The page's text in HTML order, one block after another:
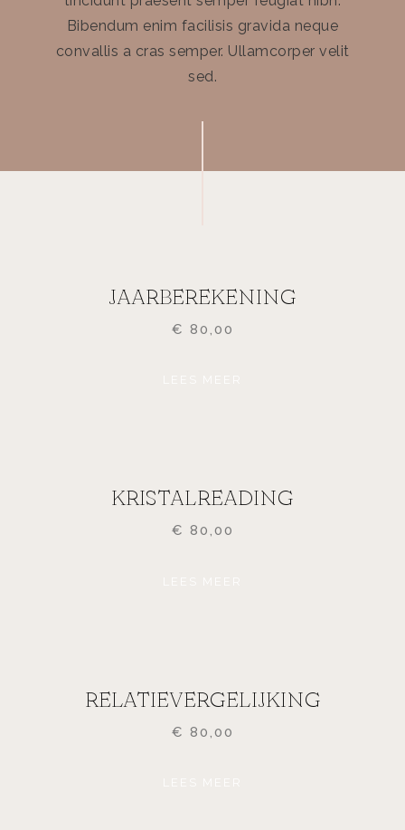
Bibendum enim facilisis gravida neque
convallis a cras semper. Ullamcorper velit
sed.
JAARBEREKENING
€ 80,00
KRISTALREADING
€ 80,00
RELATIEVERGELIJKING
€ 80,00